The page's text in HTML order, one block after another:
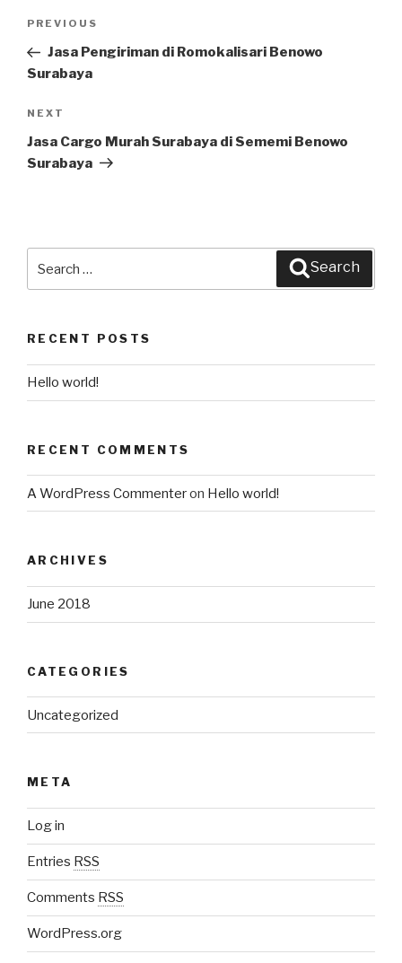
Post
Previous
Post
PREVIOUS
Jasa Pengiriman di Romokalisari Benowo
Surabaya
Next
Post
NEXT
Jasa Cargo Murah Surabaya di Sememi Benowo
Surabaya
Search
RECENT POSTS
Hello world!
RECENT COMMENTS
A WordPress Commenteron Hello world!
ARCHIVES
June 2018
CATEGORIES
Uncategorized
META
Log in
Entries RSS
Comments RSS
WordPress.org